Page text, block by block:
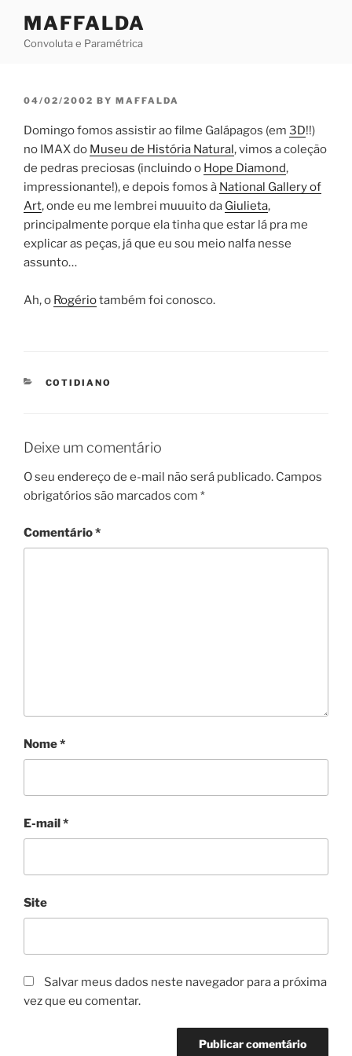
content
MAFFALDA
Convoluta e Paramétrica
POSTED
04/02/2002 BY MAFFALDA
Domingo fomos assistir ao filme Galápagos (em 3D!!)
no IMAX do Museu de História Natural, vimos a coleção
de pedras preciosas (incluindo o Hope Diamond,
impressionante!), e depois fomos à National Gallery of
Art, onde eu me lembrei muuuito da Giulieta,
principalmente porque ela tinha que estar lá pra me
explicar as peças, já que eu sou meio nalfa nesse
assunto…
Ah, o Rogériotambém foi conosco.
CATEGORIES
COTIDIANO
Deixe um comentário
O seu endereço de e-mail não será publicado. Campos
obrigatórios são marcados com *
Comentário*
Nome*
E-mail*
Site
Salvar meus dados neste navegador para a próxima
vez que eu comentar.